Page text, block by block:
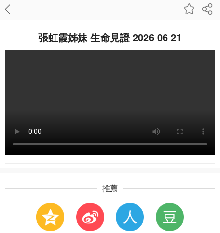
張虹霞姊妹 生命見證 2026 06 21
推薦